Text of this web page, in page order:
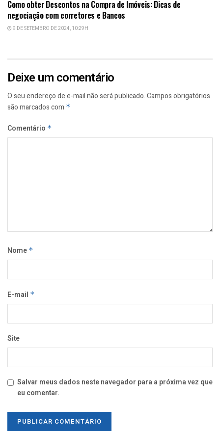
Como obter Descontos na Compra de Imóveis: Dicas de
negociação com corretores e Bancos
9 DE SETEMBRO DE 2024, 10:29H
Deixe um comentário
O seu endereço de e-mail não será publicado.Campos obrigatórios
são marcados com *
Comentário *
Nome *
E-mail *
Site
Salvar meus dados neste navegador para a próxima vez que
eu comentar.